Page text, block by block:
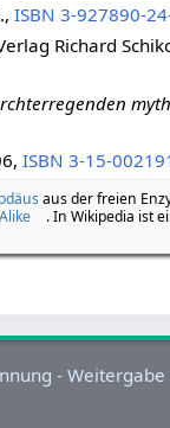
ISBN 3-927890-
Richard
ISBN 3-15-
aus der freien
. In Wikipedia ist